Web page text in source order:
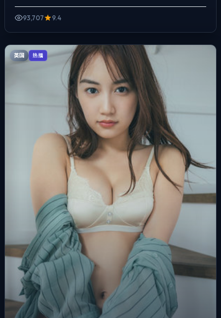
把过去与现在拧成一股绳，真相并非一次性抛出，而是在对话与物...
93,707
9.4
英国 热播